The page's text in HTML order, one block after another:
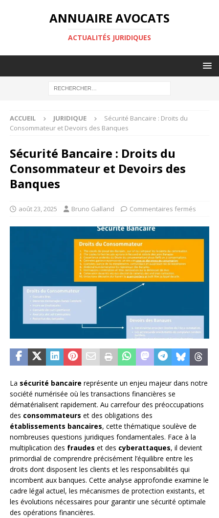
ANNUAIRE AVOCATS
ACTUALITÉS JURIDIQUES
ACCUEIL JURIDIQUE
Sécurité Bancaire : Droits du
Consommateur et Devoirs des Banques
Sécurité Bancaire : Droits du
Consommateur et Devoirs des
Banques
août 23, 2025 Bruno Galland Commentaires fermés
La sécurité bancaire représente un enjeu majeur dans notre
société numérisée où les transactions financières se
dématérialisent rapidement. Au carrefour des préoccupations
des consommateurs et des obligations des
établissements bancaires, cette thématique soulève de
nombreuses questions juridiques fondamentales. Face à la
multiplication des fraudes et des cyberattaques, il devient
primordial de comprendre précisément l’équilibre entre les
droits dont disposent les clients et les responsabilités qui
incombent aux banques. Cette analyse approfondie examine le
cadre légal actuel, les mécanismes de protection existants, et
les évolutions nécessaires pour garantir une sécurité optimale
des opérations financières.